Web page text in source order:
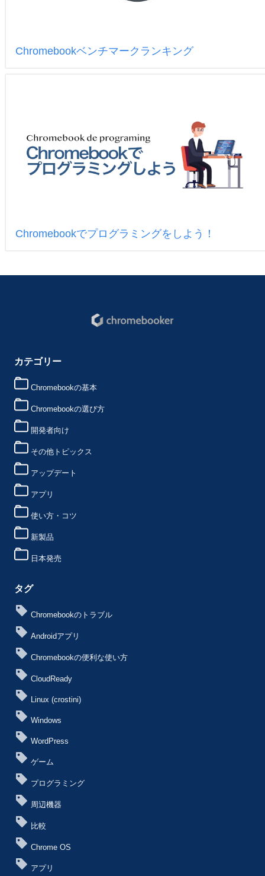
Chromebookベンチマークランキング
Chromebookでプログラミングをしよう！
カテゴリー
Chromebookの基本
Chromebookの選び方
開発者向け
その他トピックス
アップデート
アプリ
使い方・コツ
新製品
日本発売
タグ
Chromebookのトラブル
Androidアプリ
Chromebookの便利な使い方
CloudReady
Linux (crostini)
Windows
WordPress
ゲーム
プログラミング
周辺機器
比較
Chrome OS
アプリ